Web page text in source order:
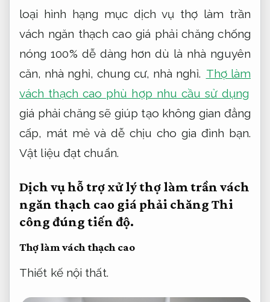
loại hình hạng mục dịch vụ thợ làm trần
vách ngăn thạch cao giá phải chăng chống
nóng 100% dễ dàng hơn dù là nhà nguyên
căn, nhà nghỉ, chung cư, nhà nghỉ. Thợ làm
vách thạch cao phù hợp nhu cầu sử dụng
giá phải chăng sẽ giúp tạo không gian đẳng
cấp, mát mẻ và dễ chịu cho gia đình bạn.
Vật liệu đạt chuẩn.
Dịch vụ hỗ trợ xử lý thợ làm trần vách
ngăn thạch cao giá phải chăng Thi
công đúng tiến độ.
Thợ làm vách thạch cao
Thiết kế nội thất.